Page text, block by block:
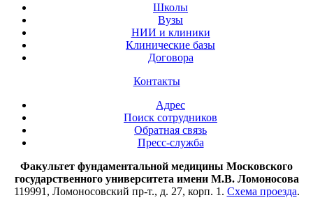
Школы
Вузы
НИИ и клиники
Клинические базы
Договора
Контакты
Адрес
Поиск сотрудников
Обратная связь
Пресс-служба
Факультет фундаментальной медицины Московского
государственного университета имени М.В. Ломоносова
119991, Ломоносовский пр-т., д. 27, корп. 1. Схема проезда.